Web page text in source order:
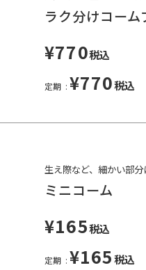
ラク分けコーム
¥770税込
定期 ¥770税込
生え際など、細かい部
ミニコーム
¥165税込
定期 ¥165税込